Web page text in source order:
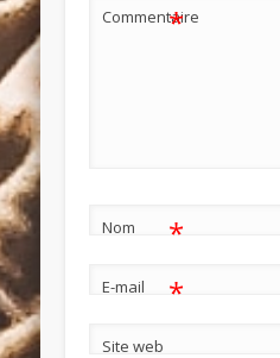
Commentaire
*
Nom *
E-mail *
Site web